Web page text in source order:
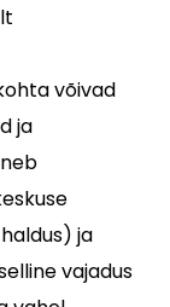
võivad
ja
ja
vajadus